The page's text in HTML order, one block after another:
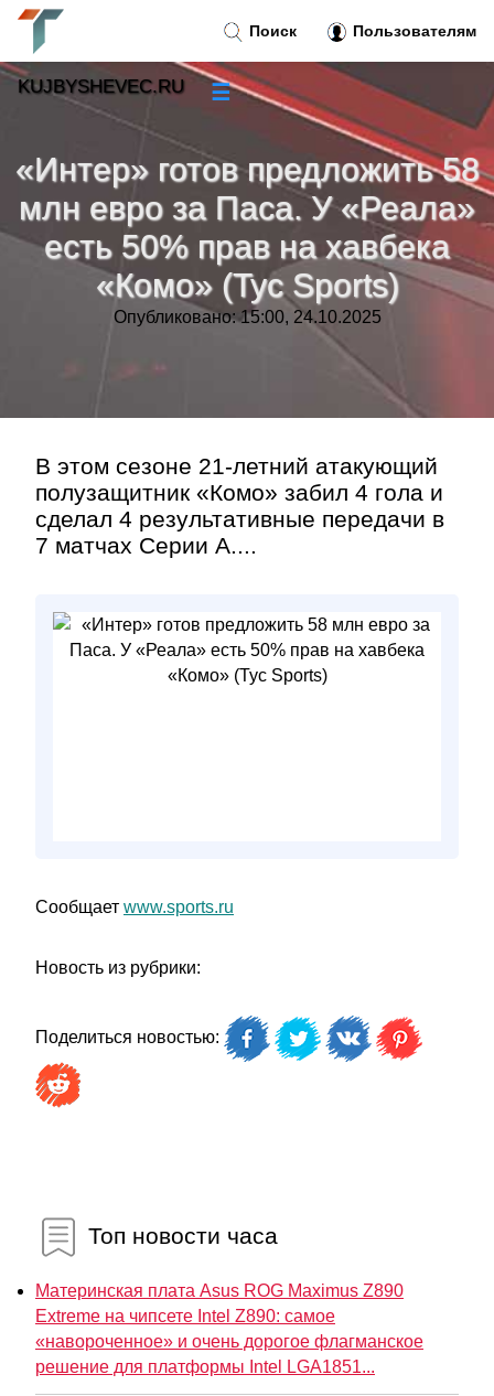
«Интер» готов предложить 58
млн евро за Паса. У «Реала»
есть 50% прав на хавбека
«Комо» (Tyc Sports)
Опубликовано: 15:00, 24.10.2025
В этом сезоне 21-летний атакующий
полузащитник «Комо» забил 4 гола и
сделал 4 результативные передачи в
7 матчах Серии А....
Сообщает www.sports.ru
Новость из рубрики:
Поделиться новостью:
Топ новости часа
Материнская плата Asus ROG Maximus Z890
Extreme на чипсете Intel Z890: самое
«навороченное» и очень дорогое флагманское
решение для платформы Intel LGA1851...
Поиск Пользователям
KUJBYSHEVEC.RU ☰
Новости
Тренды новостей»
Рубрики »
»